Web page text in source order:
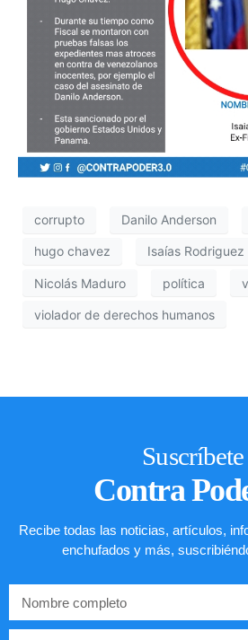
corrupto Danilo Anderson
hugo chavez Isaías Rodriguez
Nicolás Maduro política
violador de derechos humanos
Suscríbete
Contra
Recibe todas las noticias, artículos,
enchufados y más,